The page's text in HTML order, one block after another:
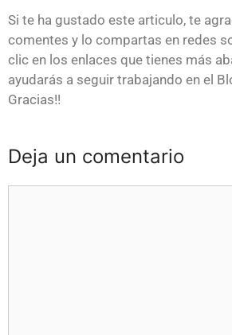
Si te ha gustado este articulo, te
comentes y lo compartas en redes
clic en los enlaces que tienes más
ayudarás a seguir trabajando en el
Gracias!!
Deja un comentario